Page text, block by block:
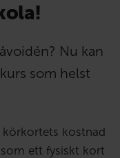
Nu kan
som helst
körkortets kostnad
ett fysiskt kort